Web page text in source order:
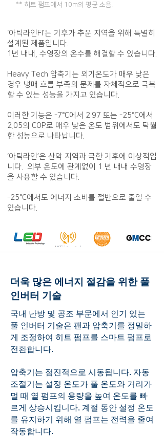
** 히트 펌프에서 10m의 평균 소음.
‘아틱라인FI’는 기후가 추운 지역을 위해 특별히
설계된 제품입니다.
1년 내내, 수영장의 온수를 해결할 수 있습니다.
Heavy Tech 압축기는 외기온도가 매우 낮은
경우 냉매 흐름 부족의 문제를 자체적으로 극복
할 수 있는 성능을 가지고 있습니다.
이러한 기능은 -7°C에서 2.97 또는 -25°C에서
2.05의 COP로 매우 낮은 온도 범위에서도 탁월
한 성능으로 나타납니다.
‘아틱라인’은 산악 지역과 극한 기후에 이상적입
니다. 외부 온도에 관계없이 1 년 내내 수영장
을 사용할 수 있습니다.
-25°C에서도 에너지 소비를 절반으로 줄일 수
있습니다.
더욱 많은 에너지 절감을 위한 풀
인버터 기술
국내 난방 및 공조 부문에서 인기 있는
풀 인버터 기술은 팬과 압축기를 정밀하
게 조정하여 히트 펌프를 스마트 펌프로
전환합니다.
압축기는 점진적으로 시동됩니다. 자동
조절기는 설정 온도가 풀 온도와 거리가
멀 때 열 펌프의 용량을 높여 온도를 빠
르게 상승시킵니다. 계절 동안 설정 온도
를 유지하기 위해 열 펌프는 전력을 줄여
작동합니다.